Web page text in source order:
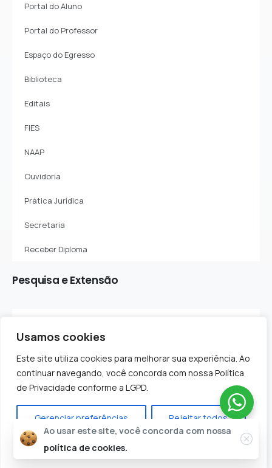
Usamos cookies
Este site utiliza cookies para melhorar sua experiência. Ao
continuar navegando, você concorda com nossa Política
de Privacidade conforme a LGPD.
Gerenciar preferências Rejeitar todos
Aceitar todos
Portal do Aluno
Portal do Professor
Espaço do Egresso
Biblioteca
Editais
FIES
NAAP
Ouvidoria
Prática Jurídica
Secretaria
Receber Diploma
Pesquisa eExtensão
Projetos de Extensão
Todos os Direitos Reservados - Faculdade Evolução
Alto Oeste Potiguar - FACEP | CNPJ: 08.286.517/0001-09
Ao usar este site, você concorda com nossa
política de cookies.